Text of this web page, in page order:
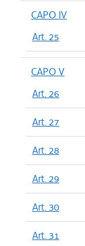
CAPO IV
Art. 25
CAPO V
Art. 26
Art. 27
Art. 28
Art. 29
Art. 30
Art. 31